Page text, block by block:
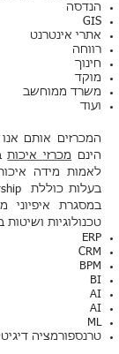
הנדסה
GIS
אתרי אינטרנט
רווחה
חינוך
מוקד
משרד ממוחשב
ועוד
המכרזים אותם
הינם מכרזי איכות
לאמות מידה
בעלות כוללת
במסגרת איפיוני
טכנולוגיות
ERP
CRM
BPM
BI
AI
AI
ML
טרנספורמציה